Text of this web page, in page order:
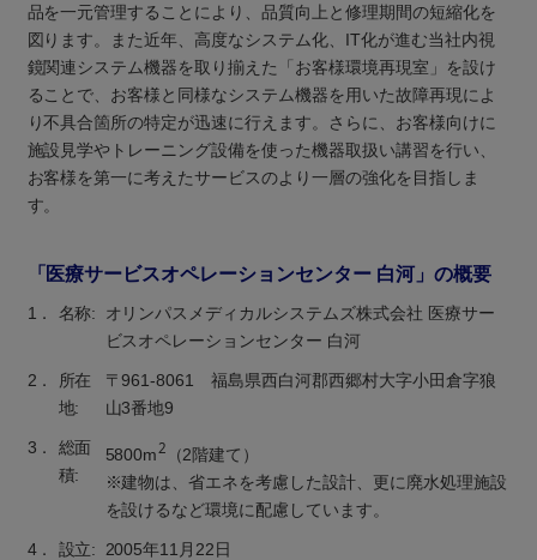
品を一元管理することにより、品質向上と修理期間の短縮化を
図ります。また近年、高度なシステム化、IT化が進む当社内視
鏡関連システム機器を取り揃えた「お客様環境再現室」を設け
ることで、お客様と同様なシステム機器を用いた故障再現によ
り不具合箇所の特定が迅速に行えます。さらに、お客様向けに
施設見学やトレーニング設備を使った機器取扱い講習を行い、
お客様を第一に考えたサービスのより一層の強化を目指しま
す。
「医療サービスオペレーションセンター 白河」の概要
1． 名称:
オリンパスメディカルシステムズ株式会社 医療サー
ビスオペレーションセンター 白河
2．
所在
地:
〒961-8061 福島県西白河郡西郷村大字小田倉字狼
山3番地9
3． 総面
積:
5800m2 （2階建て）
※建物は、省エネを考慮した設計、更に廃水処理施設
を設けるなど環境に配慮しています。
4． 設立: 2005年11月22日